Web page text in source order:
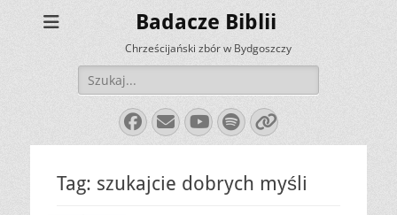
Badacze Biblii
Chrześcijański zbór w Bydgoszczy
Szukaj:
Facebook
E-
mail
YouTube
Spotify
Link
Tag: szukajcie dobrych myśli